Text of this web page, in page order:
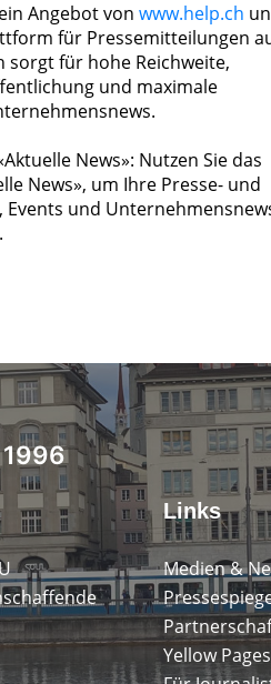
Angebot von www.help.ch
für Pressemitteilungen
sorgt für hohe Reichweite,
und maximale
News»: Nutzen Sie das
News», um Ihre Presse- und
und
Links
Medien &
Yellow Pages